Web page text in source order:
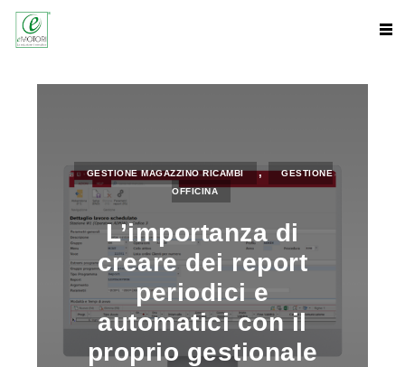
GESTIONE MAGAZZINO RICAMBI ,
GESTIONE
OFFICINA
L’importanza di
creare dei report
periodici e
automatici con il
proprio gestionale